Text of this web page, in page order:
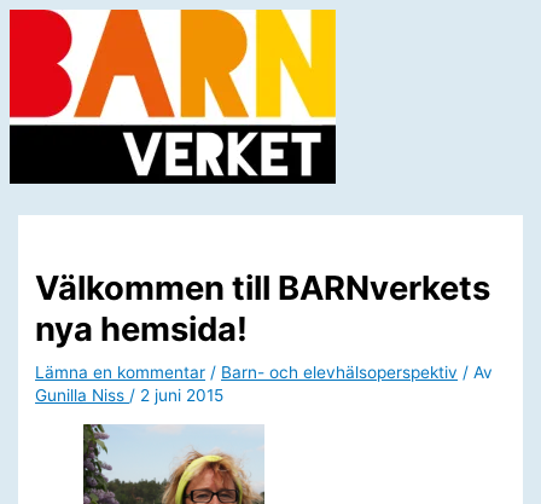
Hoppa
innehåll
Välkommen till BARNverkets
nya hemsida!
Lämna en kommentar / Barn- och elevhälsoperspektiv / Av
Gunilla Niss/ 2 juni 2015